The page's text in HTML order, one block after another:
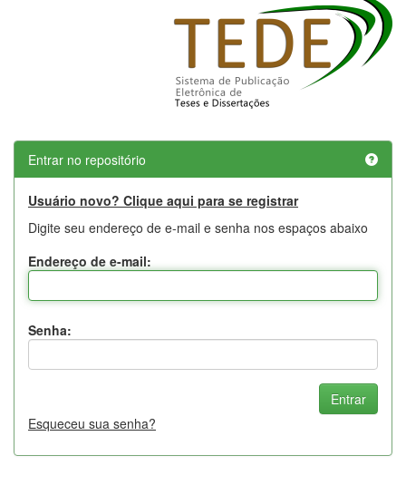
Entrar no repositório
Usuário novo? Clique aqui para se registrar
Digite seu endereço de e-mail e senha nos espaços abaixo
Endereço de e-mail:
Senha:
Esqueceu sua senha?